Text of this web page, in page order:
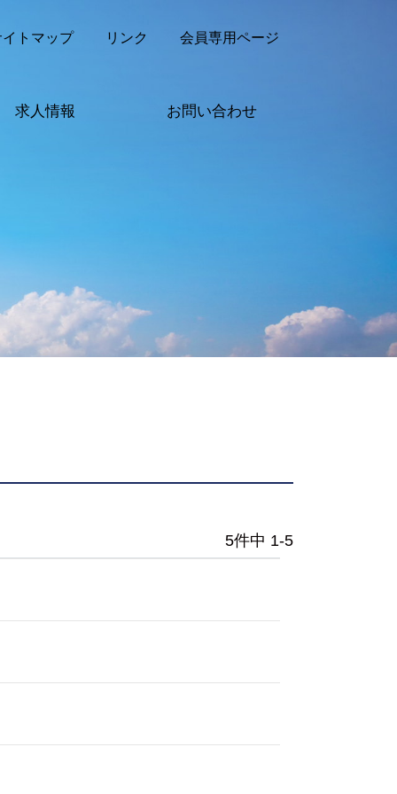
イトマップ リンク 会員専用ページ
求人情報 お問い合わせ
5件中 1-5